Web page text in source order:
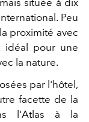
Peu
proximité avec
idéal pour une
la nature.
par l'hôtel,
facette de la
l'Atlas à la